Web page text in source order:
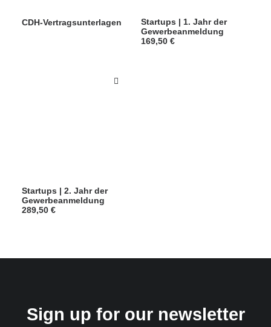
CDH-Vertragsunterlagen
Startups | 1. Jahr der
Gewerbeanmeldung
169,50 €
Startups | 2. Jahr der
Gewerbeanmeldung
289,50 €
Sign up for our newsletter